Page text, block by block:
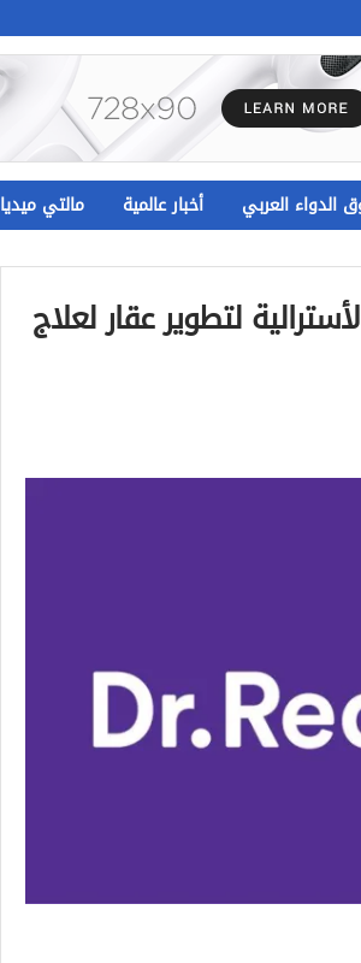
الدواء العربي أخبار عالمية مالتي ميديا
لتطوير عقار لعلاج